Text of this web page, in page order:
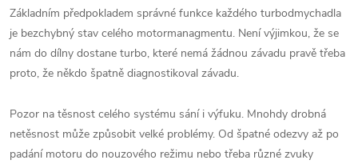
Základním předpokladem správné funkce každého turbodmychadla
je bezchybný stav celého motormanagmentu. Není výjimkou, že se
nám do dílny dostane turbo, které nemá žádnou závadu pravě třeba
proto, že někdo špatně diagnostikoval závadu.
Pozor na těsnost celého systému sání i výfuku. Mnohdy drobná
netěsnost může způsobit velké problémy. Od špatné odezvy až po
padání motoru do nouzového režimu nebo třeba různé zvuky